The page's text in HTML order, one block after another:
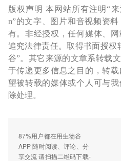
版权声明 本网站所有注明“
n”的文字、图片和音视频资
有。非经授权，任何媒体、
追究法律责任。取得书面授权
谷”。其它来源的文章系转载
于传递更多信息之目的，转
望被转载的媒体或个人可与
除处理。
87%用户都在用生物谷
APP 随时阅读、评论、分
享交流 请扫描二维码下载-